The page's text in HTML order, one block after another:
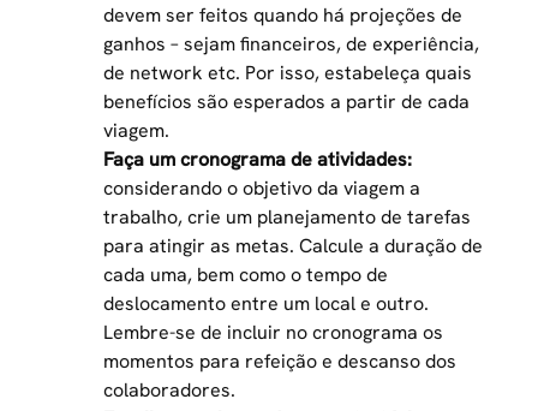
devem ser feitos quando há projeções de
ganhos – sejam financeiros, de experiência,
de network etc. Por isso, estabeleça quais
benefícios são esperados a partir de cada
viagem.
Faça um cronograma de atividades:
considerando o objetivo da viagem a
trabalho, crie um planejamento de tarefas
para atingir as metas. Calcule a duração de
cada uma, bem como o tempo de
deslocamento entre um local e outro.
Lembre-se de incluir no cronograma os
momentos para refeição e descanso dos
colaboradores.